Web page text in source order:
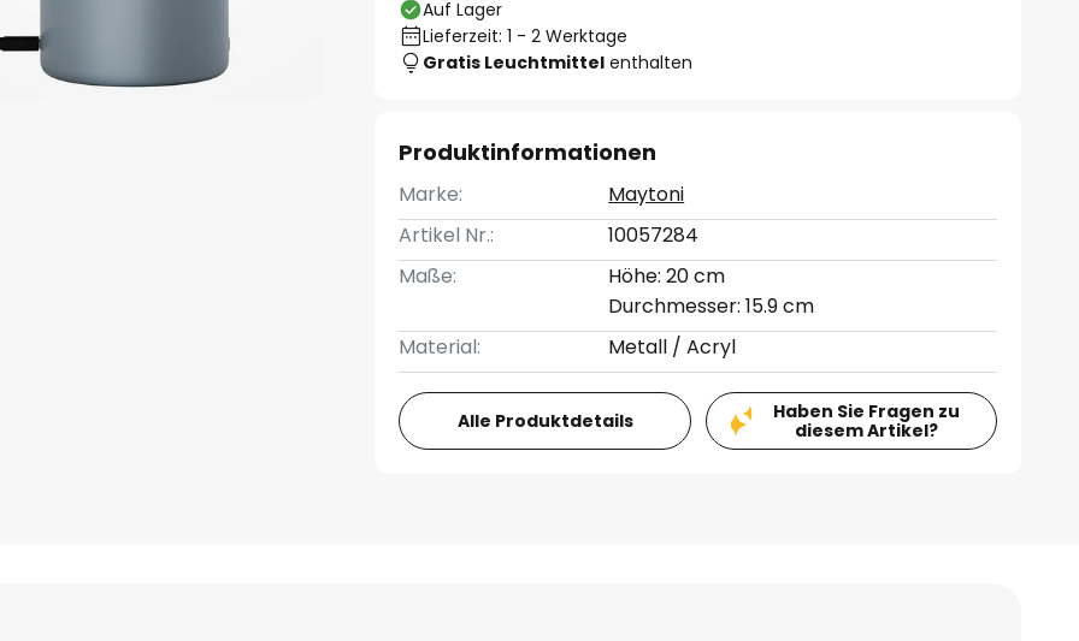
Auf Lager
Lieferzeit: 1 - 2 Werktage
Gratis Leuchtmittel enthalten
Produktinformationen
Marke:
Maytoni
Artikel Nr.:
10057284
Maße:
Höhe: 20 cm
Durchmesser: 15.9 cm
Material:
Metall / Acryl
Alle Produktdetails
Haben Sie Fragen zu
diesem Artikel?